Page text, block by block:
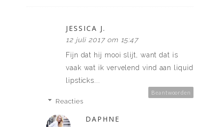
JESSICA J.
12 juli 2017 om 15:47
Fijn dat hij mooi slijt, want dat is
vaak wat ik vervelend vind aan liquid
lipsticks...
Beantwoorden
Reacties
DAPHNE